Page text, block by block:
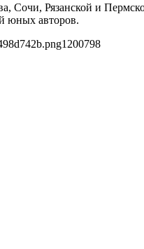
Сочи, Рязанской и
юных авторов.
1200798